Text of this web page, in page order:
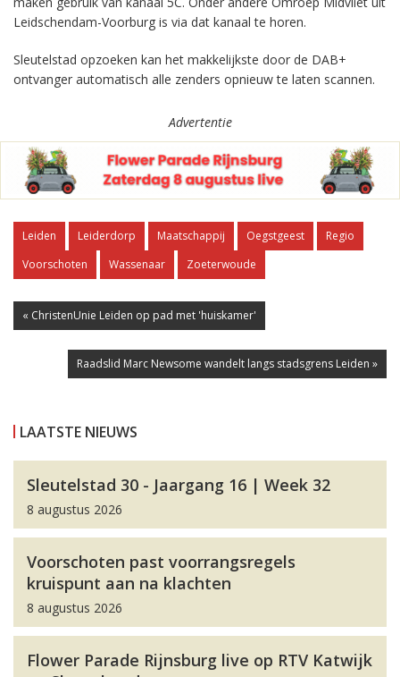
Leidschendam-Voorburg is via dat kanaal te horen.
Sleutelstad opzoeken kan het makkelijkste door de DAB+
ontvanger automatisch alle zenders opnieuw te laten scannen.
Advertentie
Leiden Leiderdorp Maatschappij Oegstgeest
Regio
Voorschoten
Wassenaar Zoeterwoude
« ChristenUnie Leiden op pad met 'huiskamer'
Raadslid Marc Newsome wandelt langs stadsgrens Leiden »
LAATSTE NIEUWS
Sleutelstad 30 - Jaargang 16 | Week 32
8 augustus 2026
Voorschoten past voorrangsregels
kruispunt aan na klachten
8 augustus 2026
Flower Parade Rijnsburg live op RTV Katwijk